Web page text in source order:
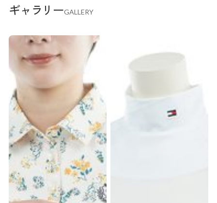
ギャラリーGALLERY